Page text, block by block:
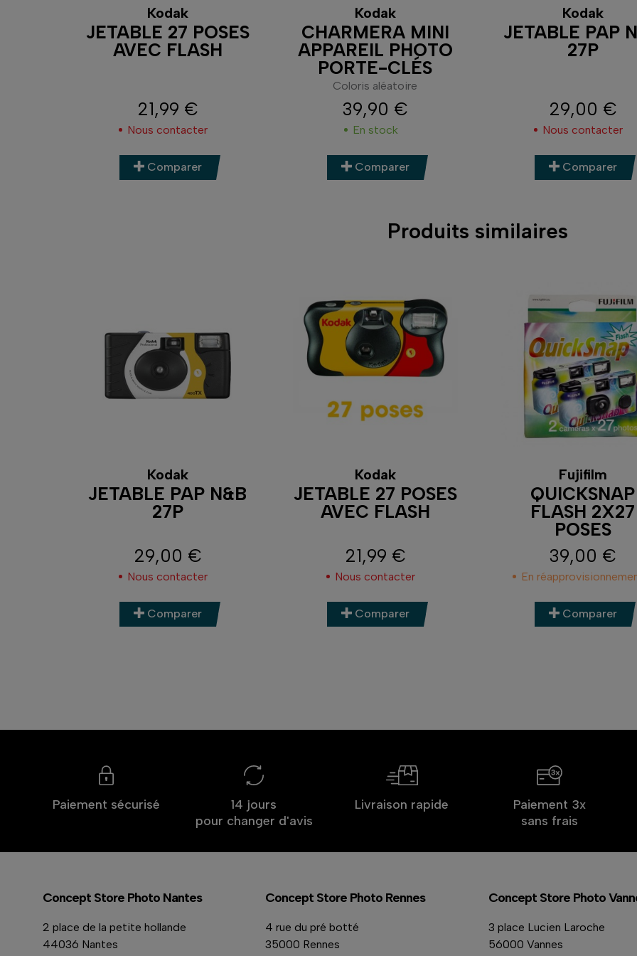
Kodak
JETABLE 27 POSES
AVEC FLASH
Prix
21,99 €
Nous contacter
Comparer
Kodak
CHARMERA MINI
APPAREIL PHOTO
PORTE-CLÉS
Coloris aléatoire
Prix
39,90 €
En stock
Comparer
Kodak
JETABLE PAP
27P
Prix
29,00 €
Nous contacter
Comparer
Produits similaires
Kodak
JETABLE PAP N&B
27P
Prix
29,00 €
Nous contacter
Comparer
Kodak
JETABLE 27 POSES
AVEC FLASH
Prix
21,99 €
Nous contacter
Comparer
Fujifilm
QUICKSNAP
FLASH 2X27
POSES
Prix
39,00 €
En
Comparer
Paiement sécurisé
14 jours
pour changer d'avis
Livraison rapide
Paiement 3x
sans frais
Concept Store Photo Nantes
2 place de la petite hollande
44036 Nantes
Concept Store Photo Rennes
4 rue du pré botté
35000 Rennes
Concept Store Photo
3 place Lucien Laroche
56000 Vannes